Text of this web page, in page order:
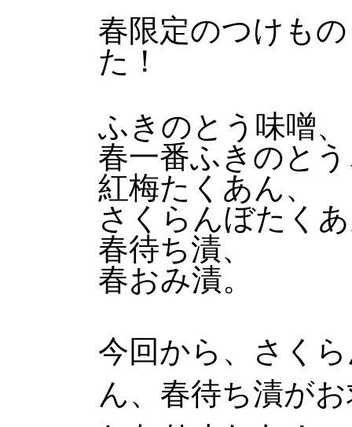
春限定のつけも
た！
ふきのとう味噌、
春一番ふきのと
紅梅たくあん、
さくらんぼたく
春待ち漬、
春おみ漬。
今回から、さく
ん、春待ち漬が